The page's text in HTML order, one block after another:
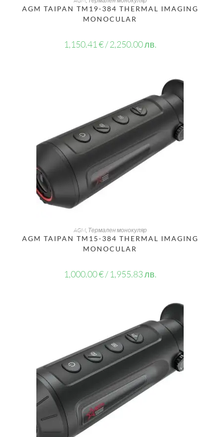
AGM TAIPAN TM19-384 THERMAL IMAGING
MONOCULAR
1,150.41 € / 2,250.00 лв.
ДОБАВЯНЕ В КОЛИЧКАТА
AGM, Термален монокуляр
AGM TAIPAN TM15-384 THERMAL IMAGING
MONOCULAR
1,000.00€ / 1,955.83 лв.